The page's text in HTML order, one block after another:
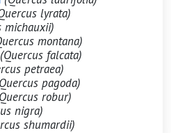
lyrata)
michauxii)
montana)
(Quercus falcata)
petraea)
pagoda)
robur)
nigra)
shumardii)